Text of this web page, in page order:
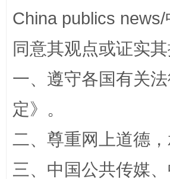
漫山遍野的桃花与雪山、麦地、白藏房
招工难、用工荒背后
China publics
同意其观点或证实
一、遵守各国有关
定》。
二、尊重网上道德
三、中国公共传媒